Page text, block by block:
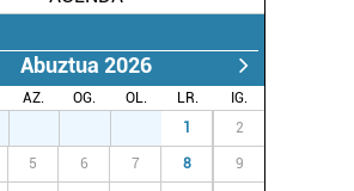
Abuztua 2026
AZ. OG. OL. LR.
IG.
1 2
5 6 7 8 9